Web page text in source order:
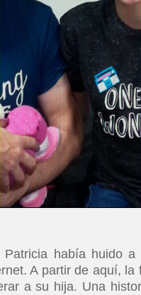
había huido
A partir de aquí,
a su hija. Una